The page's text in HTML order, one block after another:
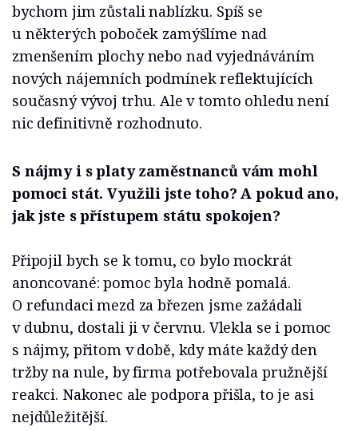
bychom jim zůstali nablízku. Spíš se
u některých poboček zamýšlíme nad
zmenšením plochy nebo nad vyjednáváním
nových nájemních podmínek reflektujících
současný vývoj trhu. Ale v tomto ohledu není
nic definitivně rozhodnuto.
S nájmy i s platy zaměstnanců vám mohl
pomoci stát. Využili jste toho? A pokud ano,
jak jste s přístupem státu spokojen?
Připojil bych se k tomu, co bylo mockrát
anoncované: pomoc byla hodně pomalá.
O refundaci mezd za březen jsme zažádali
v dubnu, dostali ji v červnu. Vlekla se i pomoc
s nájmy, přitom v době, kdy máte každý den
tržby na nule, by firma potřebovala pružnější
reakci. Nakonec ale podpora přišla, to je asi
nejdůležitější.